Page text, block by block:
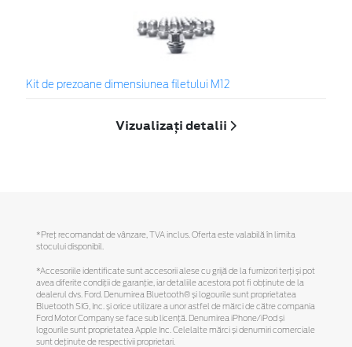
Kit de prezoane dimensiunea filetului M12
Vizualizați detalii
*Preţ recomandat de vânzare, TVA inclus. Oferta este valabilă în limita
stocului disponibil.
*Accesoriile identificate sunt accesorii alese cu grijă de la furnizori terți și pot
avea diferite condiții de garanție, iar detaliile acestora pot fi obținute de la
dealerul dvs. Ford. Denumirea Bluetooth® și logourile sunt proprietatea
Bluetooth SIG, Inc. și orice utilizare a unor astfel de mărci de către compania
Ford Motor Company se face sub licență. Denumirea iPhone/iPod și
logourile sunt proprietatea Apple Inc. Celelalte mărci și denumiri comerciale
sunt deținute de respectivii proprietari.